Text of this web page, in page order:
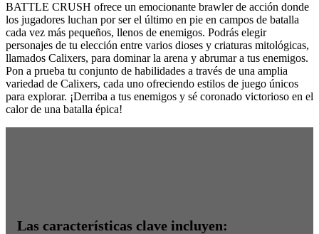
BATTLE CRUSH ofrece un emocionante brawler de acción donde
los jugadores luchan por ser el último en pie en campos de batalla
cada vez más pequeños, llenos de enemigos. Podrás elegir
personajes de tu elección entre varios dioses y criaturas mitológicas,
llamados Calixers, para dominar la arena y abrumar a tus enemigos.
Pon a prueba tu conjunto de habilidades a través de una amplia
variedad de Calixers, cada uno ofreciendo estilos de juego únicos
para explorar. ¡Derriba a tus enemigos y sé coronado victorioso en el
calor de una batalla épica!
Las características clave incluyen: